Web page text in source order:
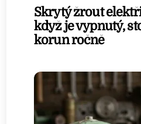
Skrytý žrout
když je vypnutý,
korun ročně